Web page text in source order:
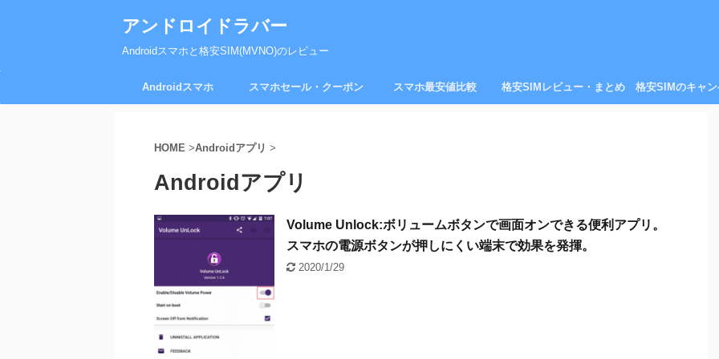
アンドロイドラバー
Androidスマホと格安SIM(MVNO)のレビュー
Androidスマホ スマホセール・クーポン スマホ最安値比較 格安SIMレビュー・まとめ 格安SIMのキャ
HOME >Androidアプリ >
Androidアプリ
Volume Unlock:ボリュームボタンで画面オンできる便利アプリ。
スマホの電源ボタンが押しにくい端末で効果を発揮。
2020/1/29